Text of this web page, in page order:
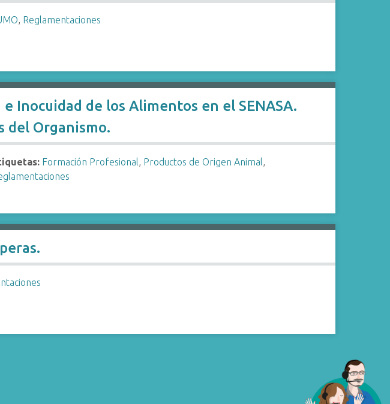
, Reglamentaciones
Inocuidad de los Alimentos en el SENASA.
del Organismo.
Formación Profesional, Productos de Origen Animal,